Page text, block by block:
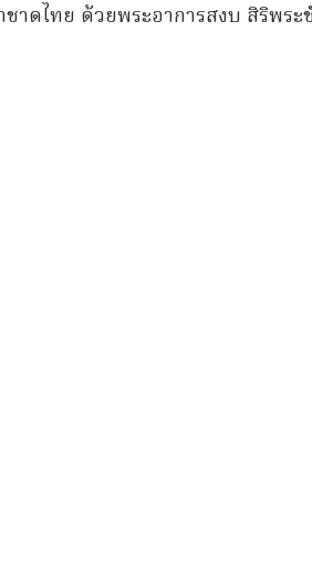
ดไทย ด้วยพระอาการสงบ สิริพร